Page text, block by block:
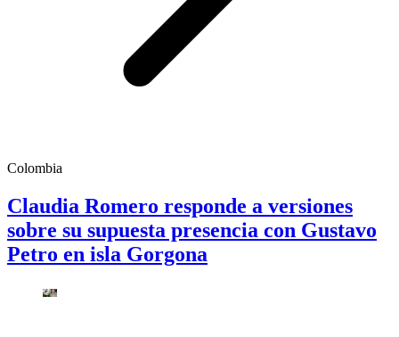
Colombia
Claudia Romero responde a versiones
sobre su supuesta presencia con Gustavo
Petro en isla Gorgona